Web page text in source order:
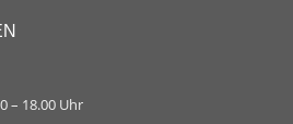
– 18.00 Uhr